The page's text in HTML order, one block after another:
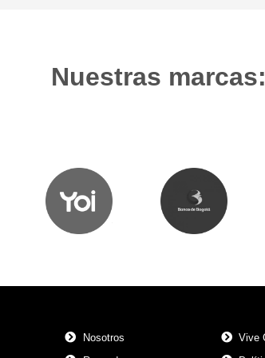
Nuestras marcas:
Nosotros
Vive